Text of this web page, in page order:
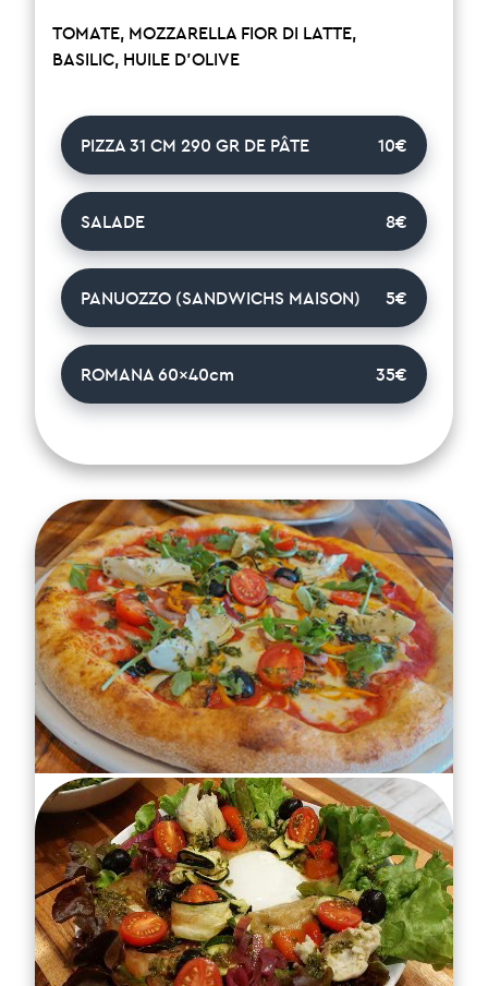
TOMATE, MOZZARELLA FIOR DI LATTE,
BASILIC, HUILE D’OLIVE
PIZZA 31 CM 290 GR DE PÂTE 10€
SALADE 8€
PANUOZZO (SANDWICHS MAISON) 5€
ROMANA 60x40cm 35€
CONTEMPORAINE
Ingrédients
TOMATE, MOZZARELLA FIOR DI LATTE,
OIGNON ROUGE CONFIT, LEGUMES DE